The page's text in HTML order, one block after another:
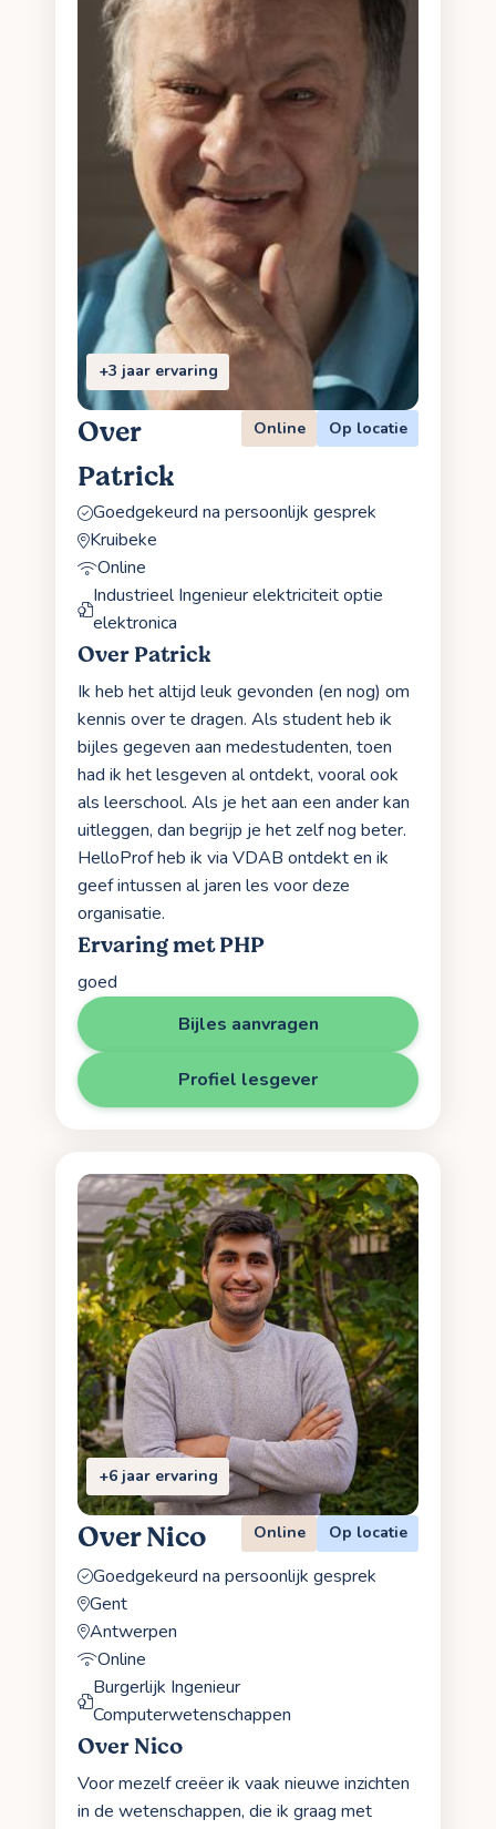
+3 jaar ervaring
Over
Patrick
Online Op locatie
Goedgekeurd na persoonlijk gesprek
Kruibeke
Online
Industrieel Ingenieur elektriciteit optie
elektronica
Over Patrick
Ik heb het altijd leuk gevonden (en nog) om
kennis over te dragen. Als student heb ik
bijles gegeven aan medestudenten, toen
had ik het lesgeven al ontdekt, vooral ook
als leerschool. Als je het aan een ander kan
uitleggen, dan begrijp je het zelf nog beter.
HelloProf heb ik via VDAB ontdekt en ik
geef intussen al jaren les voor deze
organisatie.
Ervaring met PHP
goed
Bijles aanvragen
Profiel lesgever
+6 jaar ervaring
Over Nico Online Op locatie
Goedgekeurd na persoonlijk gesprek
Gent
Antwerpen
Online
Burgerlijk Ingenieur
Computerwetenschappen
Over Nico
Voor mezelf creëer ik vaak nieuwe inzichten
in de wetenschappen, die ik graag met